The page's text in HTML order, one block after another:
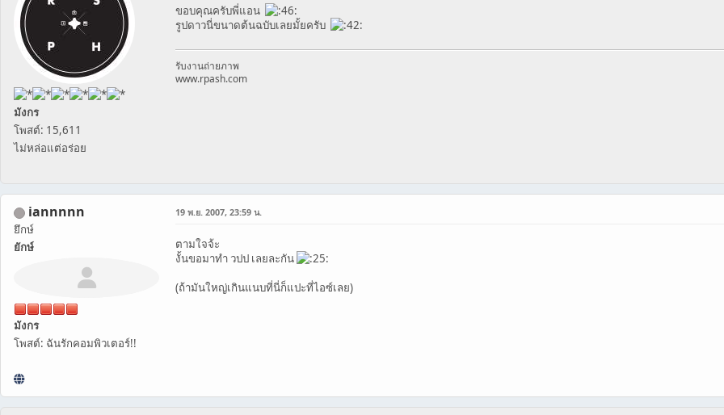
มังกร
โพสต์: 15,611
ไม่หล่อแต่อร่อย
ขอบคุณครับพี่แอน
รูปดาวนี่ขนาดต้นฉบับเลยมั้ยครับ
รับงานถ่ายภาพ
www.rpash.com
iannnnn
ยึกษ์
ยักษ์
มังกร
โพสต์: ฉันรักคอมพิวเตอร์!!
19 พ.ย. 2007, 23:59 น.
ตามใจจ้ะ
งั้นขอมาทำ วปป เลยละกัน
(ถ้ามันใหญ่เกินแนบที่นี่ก็แปะที่ไอซ์เลย)